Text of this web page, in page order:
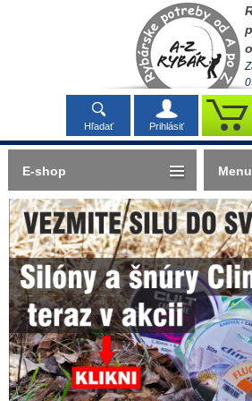
Hľadať Prihlásiť
E-shop Menu